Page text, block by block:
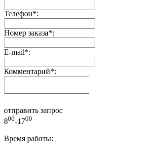
Телефон*:
Номер заказа*:
E-mail*:
Комментарий*:
отправить запрос
800-1700
Время работы: